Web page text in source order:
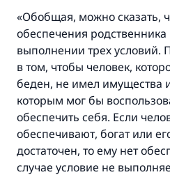
«Обобщая, можно сказать,
обеспечения родственника
выполнении трех условий.
в том, чтобы человек,
беден, не имел имущества
которым мог бы
обеспечить себя. Если
обеспечивают, богат или
достаточен, то ему нет
случае условие не
(МУСЛИМ,
Участвуйте